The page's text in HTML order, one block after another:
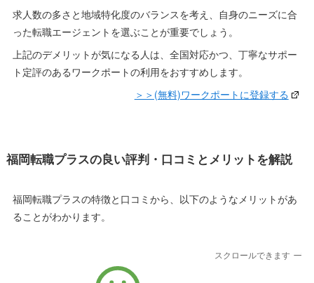
求人数の多さと地域特化度のバランスを考え、自身のニーズに合
った転職エージェントを選ぶことが重要でしょう。
上記のデメリットが気になる人は、全国対応かつ、丁寧なサポー
ト定評のあるワークポートの利用をおすすめします。
＞＞(無料)ワークポートに登録する
福岡転職プラスの良い評判・口コミとメリットを解説
福岡転職プラスの特徴と口コミから、以下のようなメリットがあ
ることがわかります。
スクロールできます